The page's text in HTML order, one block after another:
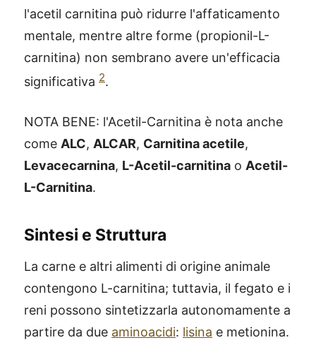
l'acetil carnitina può ridurre l'affaticamento
mentale, mentre altre forme (propionil-L-
carnitina) non sembrano avere un'efficacia
significativa 2.
NOTA BENE: l'Acetil-Carnitina è nota anche
come ALC, ALCAR, Carnitina acetile,
Levacecarnina, L-Acetil-carnitina o Acetil-
L-Carnitina.
Sintesi e Struttura
La carne e altri alimenti di origine animale
contengono L-carnitina; tuttavia, il fegato e i
reni possono sintetizzarla autonomamente a
partire da due aminoacidi: lisina e metionina.